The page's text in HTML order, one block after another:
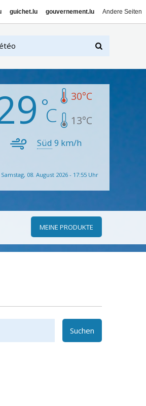
guichet.lu gouvernement.lu Andere Seiten
30°C
13°C
Süd 9 km/h
Samstag, 08. August 2026 - 17:55 Uhr
MEINE PRODUKTE
Suchen